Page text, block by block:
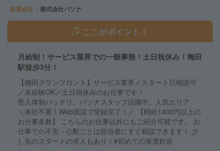
派遣会社
株式会社パソナ
ここがポイント！
月給制！サービス業界での一般事務！土日祝休み！梅田
駅徒歩3分！
【梅田グランフロント】サービス業界／スタート日相談可
／未経験OK／土日祝休みのお仕事です！
受入体制バッチリ。パソナスタッフ活躍中。人気エリア
＼来社不要！Web面談で登録完了！／ 【時給1400円以上の
お仕事多数】 こちらのお仕事以外にもご紹介可能です。 お
仕事での不安・心配ごとは担当者にすぐ相談できます！ 少
し先のスタートの求人もあり！#初めての派遣歓迎